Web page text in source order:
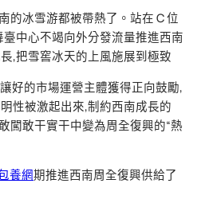
的冰雪游都被帶熱了。站在 C 位
中心不竭向外分發流量推進西南
,把雪窖冰天的上風施展到極致
好的市場運營主體獲得正向鼓勵,
性被激起出來,制約西南成長的
闖敢干實干中變為周全復興的“熱
養網期推進西南周全復興供給了